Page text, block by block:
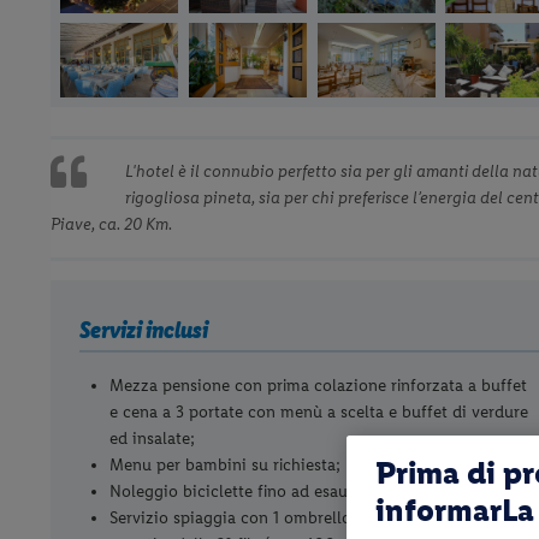
L'hotel è il connubio perfetto sia per gli amanti della
rigogliosa pineta, sia per chi preferisce l’energia del
Piave, ca. 20 Km.
Servizi inclusi
Mezza pensione con prima colazione rinforzata a buffet
e cena a 3 portate con menù a scelta e buffet di verdure
ed insalate;
Menu per bambini su richiesta;
Noleggio biciclette fino ad esaurimento;
Servizio spiaggia con 1 ombrellone e 2 lettini per camera
Prima di